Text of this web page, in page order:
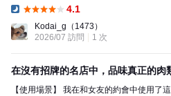
4.1
Kodai_g （1473）
2026/07 訪問
1 次
在沒有招牌的名店中，品味真正的肉
【使用場景】 我在和女友的約會中使用了這家餐廳。 非常適合約會、紀念